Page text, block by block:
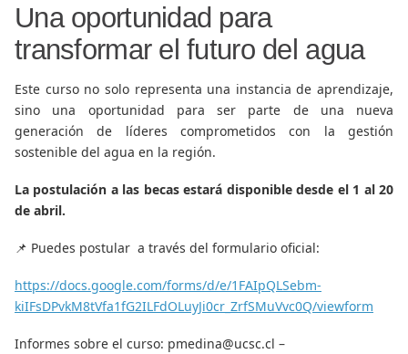
Una oportunidad para
transformar el futuro del agua
Este curso no solo representa una instancia de aprendizaje,
sino una oportunidad para ser parte de una nueva
generación de líderes comprometidos con la gestión
sostenible del agua en la región.
La postulación a las becas estará disponible desde el 1 al 20
de abril.
📌 Puedes postular a través del formulario oficial:
https://docs.google.com/forms/d/e/1FAIpQLSebm-
kiIFsDPvkM8tVfa1fG2ILFdOLuyJi0cr_ZrfSMuVvc0Q/viewform
Informes sobre el curso: pmedina@ucsc.cl –